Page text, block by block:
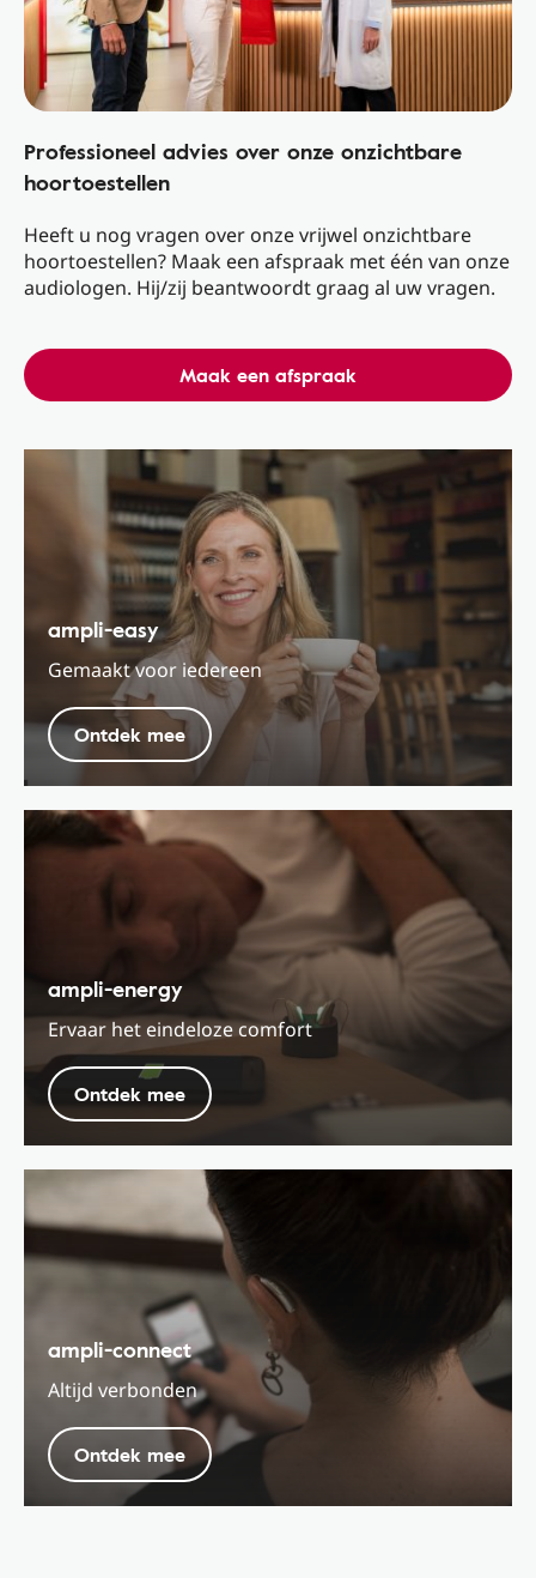
Professioneel advies over onze onzichtbare
hoortoestellen
Heeft u nog vragen over onze vrijwel onzichtbare
hoortoestellen? Maak een afspraak met één van onze
audiologen. Hij/zij beantwoordt graag al uw vragen.
Maak een afspraak
ampli-easy
Gemaakt voor iedereen
Ontdek mee
ampli-energy
Ervaar het eindeloze comfort
Ontdek mee
ampli-connect
Altijd verbonden
Ontdek mee